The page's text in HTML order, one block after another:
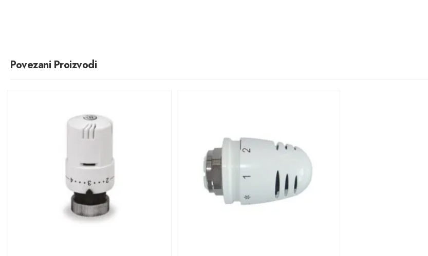
Povezani Proizvodi